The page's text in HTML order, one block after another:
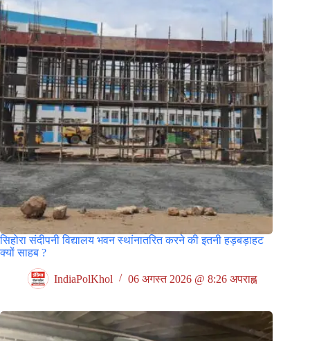
सिहोरा संदीपनी विद्यालय भवन स्थांनातरित करने की इतनी हड़बड़ाहट
क्यों साहब ?
IndiaPolKhol 06 अगस्त 2026 @ 8:26 अपराह्न